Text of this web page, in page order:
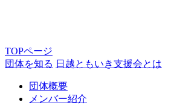
TOPページ
団体を知る 日越ともいき支援会とは
団体概要
メンバー紹介